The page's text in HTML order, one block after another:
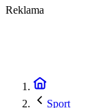
Reklama
Sport